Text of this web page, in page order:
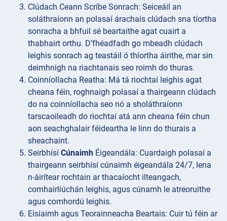
Clúdach Ceann Scríbe Sonrach: Seiceáil an
soláthraíonn an polasaí árachais clúdach sna tíortha
sonracha a bhfuil sé beartaithe agat cuairt a
thabhairt orthu. D’fhéadfadh go mbeadh clúdach
leighis sonrach ag teastáil ó thíortha áirithe, mar sin
deimhnigh na riachtanais seo roimh do thuras.
Coinníollacha Reatha: Má tá riochtaí leighis agat
cheana féin, roghnaigh polasaí a thairgeann clúdach
do na coinníollacha seo nó a sholáthraíonn
tarscaoileadh do riochtaí atá ann cheana féin chun
aon seachghalair féideartha le linn do thurais a
sheachaint.
Seirbhísí Cúnaimh Éigeandála: Cuardaigh polasaí a
thairgeann seirbhísí cúnaimh éigeandála 24/7, lena
n-áirítear rochtain ar thacaíocht ilteangach,
comhairliúchán leighis, agus cúnamh le atreoruithe
agus comhordú leighis.
Eisiaimh agus Teorainneacha Beartais: Cuir tú féin ar